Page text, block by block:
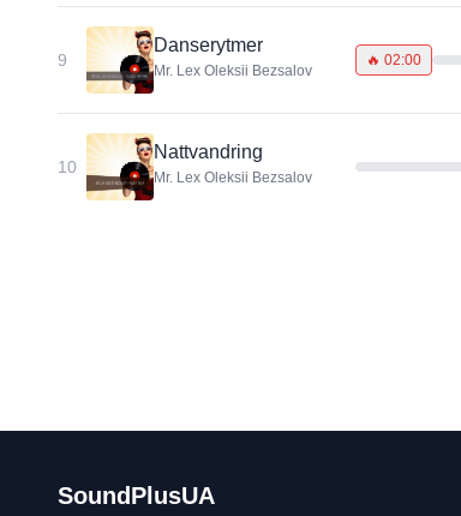
9
Danserytmer
Mr. Lex Oleksii Bezsalov
🔥 02:00
10
Nattvandring
Mr. Lex Oleksii Bezsalov
SoundPlusUA